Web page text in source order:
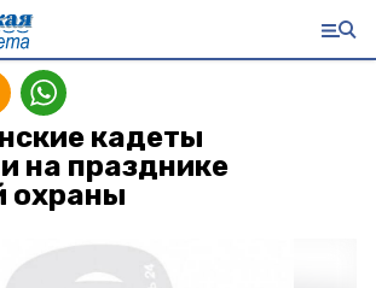
кадеты
на празднике
охраны